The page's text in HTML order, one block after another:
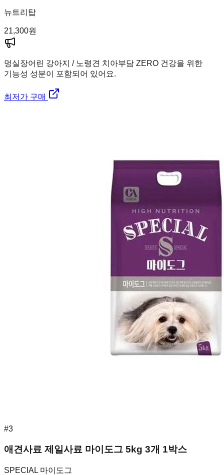
뉴트리탑
21,300원
멍실장어린 강아지 / 노령견 치아부담 ZERO 건강을 위한
기능성 성분이 포함되어 있어요.
최저가 구매
#3
애견사료 제일사료 마이도그 5kg 3개 1박스
SPECIAL 마이도그